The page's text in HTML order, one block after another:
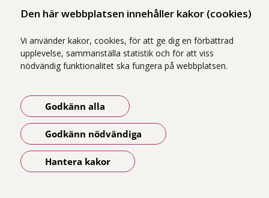
Den här webbplatsen innehåller kakor (cookies)
Vi använder kakor, cookies, för att ge dig en förbättrad
upplevelse, sammanställa statistik och för att viss
nödvändig funktionalitet ska fungera på webbplatsen.
Godkänn alla
Godkänn nödvändiga
Hantera kakor
Samtliga bilder på webbplatsen är tagna av fotograf Yanan Li om inget
annat namn anges.
Om webbplatsen
Tillgänglighetsredogörelse